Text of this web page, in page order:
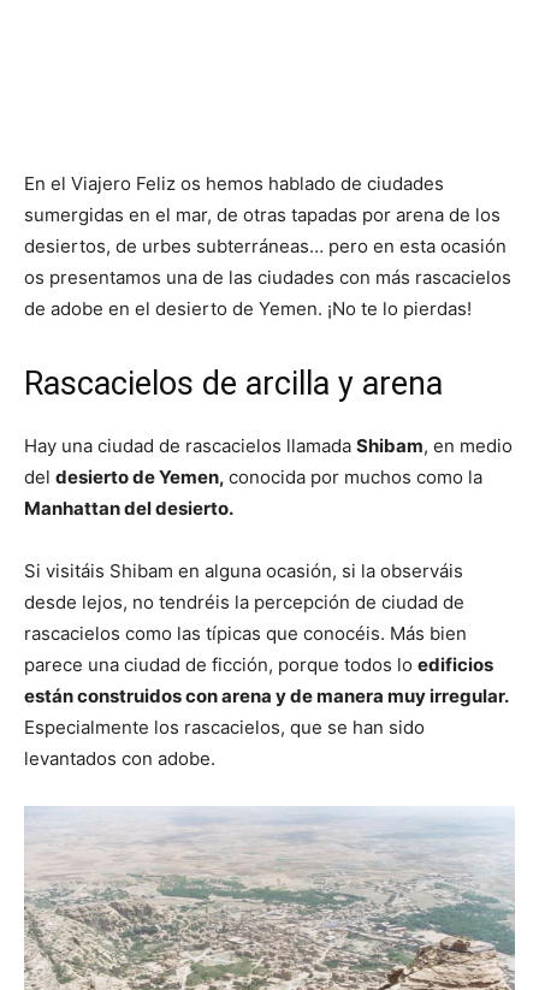
En el Viajero Feliz os hemos hablado de ciudades
sumergidas en el mar, de otras tapadas por arena de los
desiertos, de urbes subterráneas… pero en esta ocasión
os presentamos una de las ciudades con más rascacielos
de adobe en el desierto de Yemen. ¡No te lo pierdas!
Rascacielos de arcilla y arena
Hay una ciudad de rascacielos llamada Shibam, en medio
del desierto de Yemen, conocida por muchos como la
Manhattan del desierto.
Si visitáis Shibam en alguna ocasión, si la observáis
desde lejos, no tendréis la percepción de ciudad de
rascacielos como las típicas que conocéis. Más bien
parece una ciudad de ficción, porque todos lo edificios
están construidos con arena y de manera muy irregular.
Especialmente los rascacielos, que se han sido
levantados con adobe.